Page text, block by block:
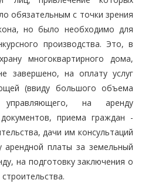
обязательным с точки зрения
но было необходимо для
производства. Это, в
многоквартирного дома,
завершено, на оплату услуг
(ввиду большого объема
управляющего, на аренду
приема граждан -
дачи им консультаций
арендной платы за земельный
на подготовку заключения о